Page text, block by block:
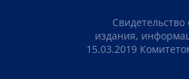
издания,
15.03.2019